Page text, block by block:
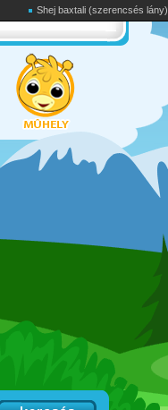
Shej baxtali (szerencsés lány)